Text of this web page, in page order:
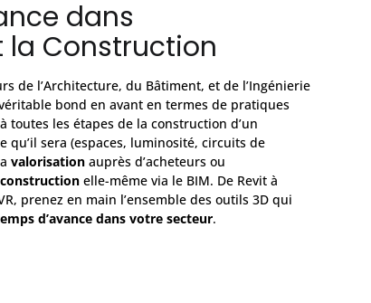
dans
la Construction
de l’Architecture, du Bâtiment, et de l’Ingénierie
bond en avant en termes de pratiques
toutes les étapes de la construction d’un
qu’il sera (espaces, luminosité, circuits de
valorisation auprès d’acheteurs ou
construction elle-même via le BIM. De Revit à
prenez en main l’ensemble des outils 3D qui
d’avance dans votre secteur.